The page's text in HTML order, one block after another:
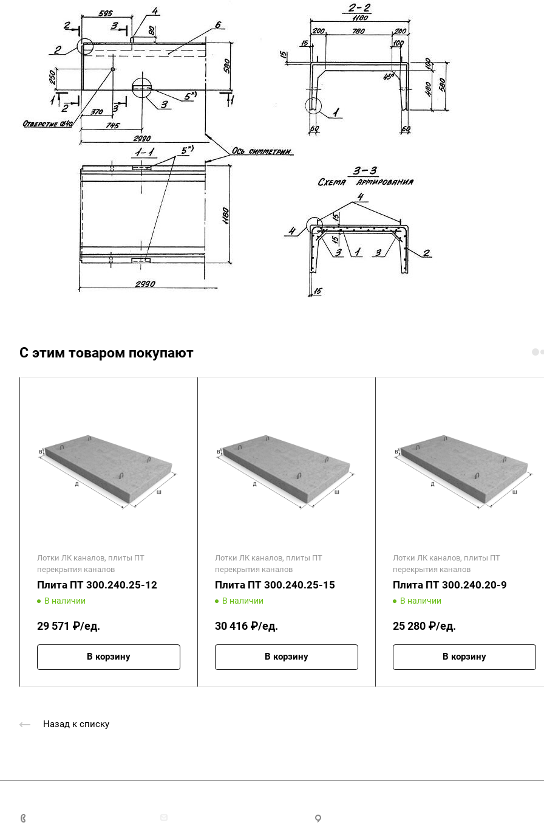
С этим товаром покупают
Лотки ЛК каналов, плиты ПТ
перекрытия каналов
Плита ПТ 300.240.25-12
В наличии
29 571 ₽/ед.
В корзину
Лотки ЛК каналов, плиты ПТ
перекрытия каналов
Плита ПТ 300.240.25-15
В наличии
30 416 ₽/ед.
В корзину
Лотки ЛК каналов, плиты ПТ
перекрытия каналов
Плита ПТ 300.240.20-9
В наличии
25 280 ₽/ед.
В корзину
Назад к списку